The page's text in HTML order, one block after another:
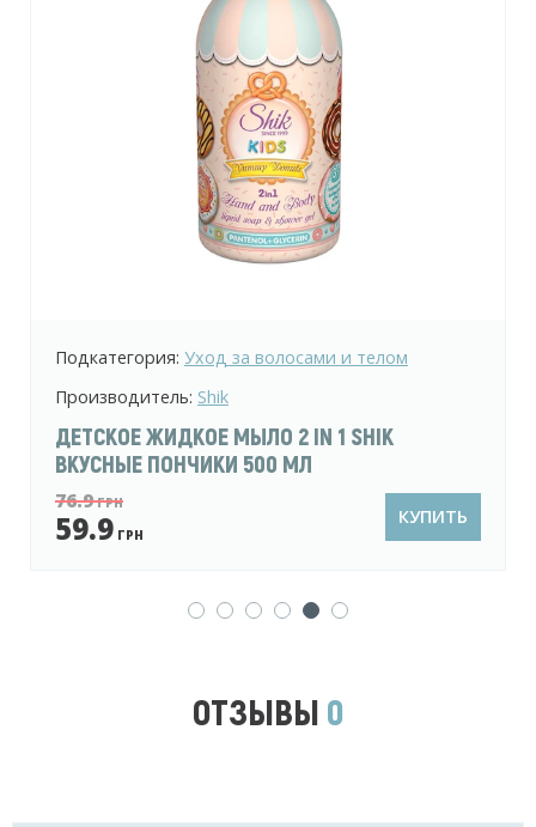
Подкатегория: Жидкое мыло
Производитель: L'Ode
ЖИДКОЕ МЫЛО L'ODE EXOTIC ТРОПИЧЕСКИЙ
КАРАМБОЛЬ 300 МЛ
54.9ГРН
39.9 ГРН
КУПИТЬ
ОТЗЫВЫ 0